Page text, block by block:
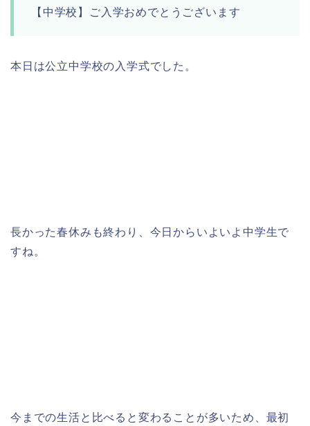
【中学校】ご入学おめでとうございます
本日は公立中学校の入学式でした。
長かった春休みも終わり、今日からいよいよ中学生で
すね。
今までの生活と比べると変わることが多いため、最初